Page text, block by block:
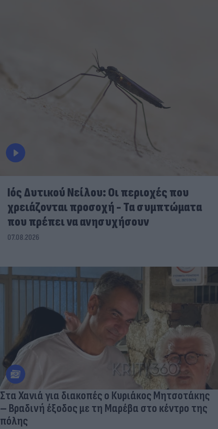
Ιός Δυτικού Νείλου: Οι περιοχές που
χρειάζονται προσοχή - Τα συμπτώματα
που πρέπει να ανησυχήσουν
07.08.2026
Στα Χανιά για διακοπές ο Κυριάκος Μητσοτάκης
– Βραδινή έξοδος με τη Μαρέβα στο κέντρο της
πόλης